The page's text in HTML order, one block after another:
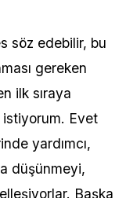
söz edebilir, bu
gereken
ilk sıraya
istiyorum. Evet
yardımcı,
düşünmeyi,
Başka